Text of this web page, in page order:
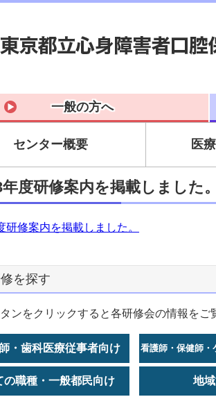
一般の方へ
センター概要 医
度研修案内を掲載しました。
研修案内を掲載しました。
を探す
ンをクリックすると各研修会の情報をご
・歯科医療従事者向け 看護師・保健師・
の職種・一般都民向け 地